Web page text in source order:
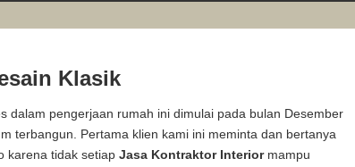
Klasik
dalam pengerjaan rumah ini dimulai pada bulan Desember
terbangun. Pertama klien kami ini meminta dan bertanya
karena tidak setiap Jasa Kontraktor Interiormampu